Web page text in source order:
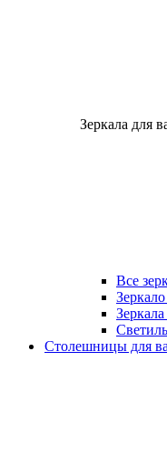
Зеркала для
Все
Столешницы для